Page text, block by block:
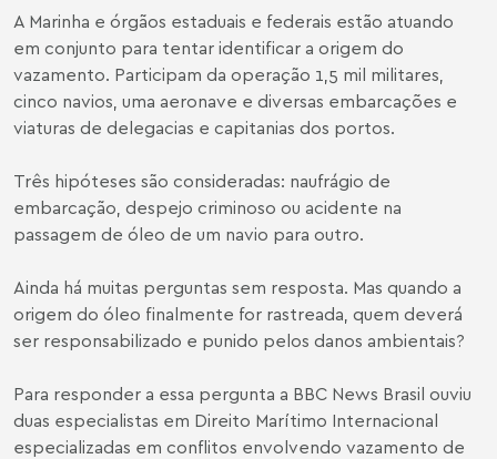
A Marinha e órgãos estaduais e federais estão atuando
em conjunto para tentar identificar a origem do
vazamento. Participam da operação 1,5 mil militares,
cinco navios, uma aeronave e diversas embarcações e
viaturas de delegacias e capitanias dos portos.
Três hipóteses são consideradas: naufrágio de
embarcação, despejo criminoso ou acidente na
passagem de óleo de um navio para outro.
Ainda há muitas perguntas sem resposta. Mas quando a
origem do óleo finalmente for rastreada, quem deverá
ser responsabilizado e punido pelos danos ambientais?
Para responder a essa pergunta a BBC News Brasil ouviu
duas especialistas em Direito Marítimo Internacional
especializadas em conflitos envolvendo vazamento de